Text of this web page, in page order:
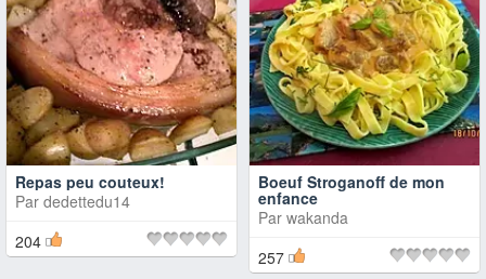
Repas peu couteux!
Par dedettedu14
204
Boeuf Stroganoff de mon
enfance
Par wakanda
257